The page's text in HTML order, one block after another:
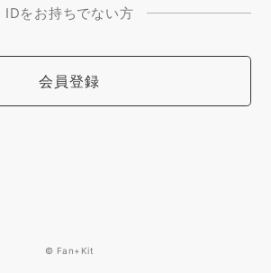
IDをお持ちでない方
会員登録
© Fan+Kit